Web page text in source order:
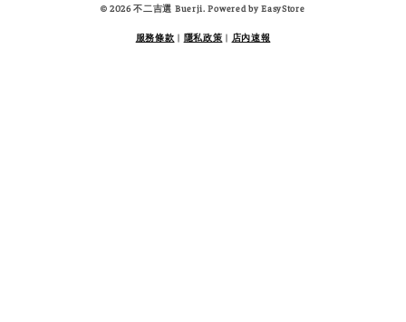
© 2026 不二吉選 Buerji. Powered byEasyStore
服務條款 | 隱私政策 | 店內速報